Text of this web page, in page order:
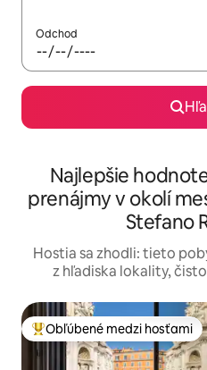
Odchod
Najlepšie
prenájmy v okolí
Stefano
Hostia sa zhodli: tieto
z hľadiska lokality,
Najobľúbenejšie medzi
Obľúbené medzi hosťami